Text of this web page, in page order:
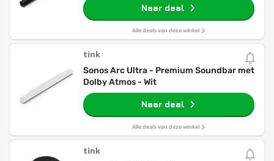
Naar deal
Alle deals van deze winkel
tink
Sonos Arc Ultra - Premium Soundbar met
Dolby Atmos - Wit
Naar deal
Alle deals van deze winkel
tink